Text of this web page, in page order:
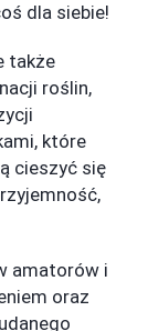
dla siebie!
także
roślin,
które
cieszyć się
amatorów i
oraz